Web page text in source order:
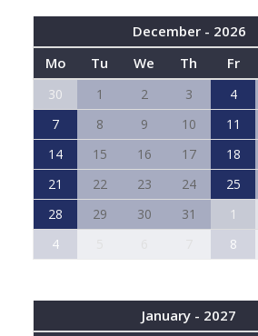
December - 2026
Mo
Tu We Th Fr
30 1 2 3 4
7
8 9 10 11
14
15 16 17 18
21
22 23 24 25
28
29 30 31 1
4
8
January - 2027